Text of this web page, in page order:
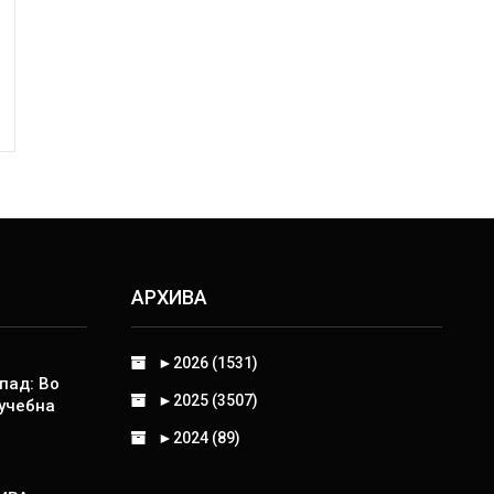
Во
АРХИВА
► 2026 (1531)
► 2025 (3507)
► 2024 (89)